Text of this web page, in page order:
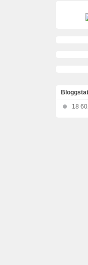
18